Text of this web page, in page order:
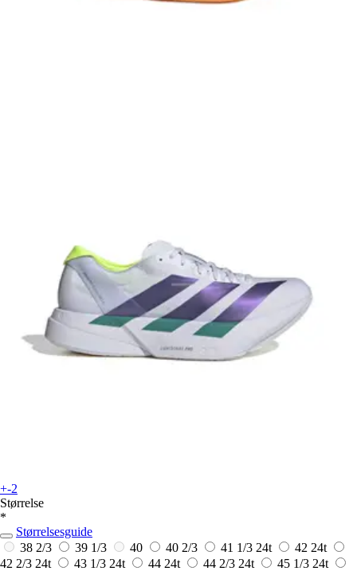
+-2
Størrelse
*
Størrelsesguide
38 2/3
39 1/3 40 40 2/3 41 1/3 24t 42 24t
42 2/3 24t 43 1/3 24t 44 24t 44 2/3 24t 45 1/3 24t